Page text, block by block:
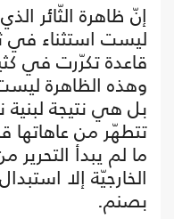
إنّ ظاهرة الثّائر
ليست استثناء
قاعدة تكرّرت في
وهذه الظاهرة
بل هي نتيجة
تتطهّر من عاهاتها
ما لم يبدأ التحرير
الخارجيّة إلا
بصنم.